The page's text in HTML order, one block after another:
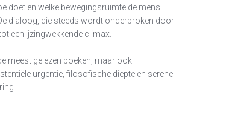
doet en welke bewegingsruimte de mens
dialoog, die steeds wordt onderbroken door
een ijzingwekkende climax.
meest gelezen boeken, maar ook
urgentie, filosofische diepte en serene